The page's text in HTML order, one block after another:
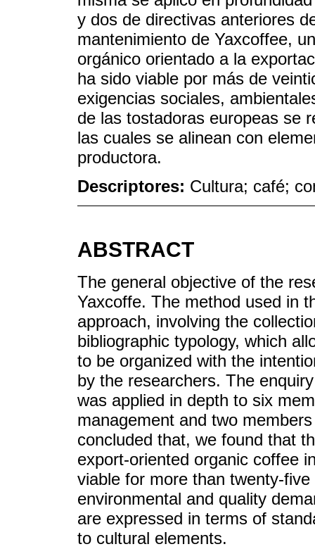
y dos de directivas anteriores
mantenimiento de Yaxcoffee,
orgánico orientado a la
ha sido viable por más de
exigencias sociales,
de las tostadoras europeas se
las cuales se alinean con
productora.
Descriptores: Cultura; café;
ABSTRACT
The general objective of the
Yaxcoffe. The method used in
approach, involving the
bibliographic typology, which
to be organized with the
by the researchers. The
was applied in depth to six
management and two
concluded that, we found that
export-oriented organic coffee
viable for more than twenty-
environmental and quality
are expressed in terms of
to cultural elements.